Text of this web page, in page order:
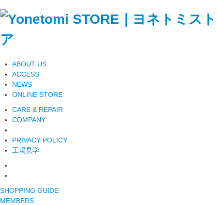
ABOUT US
ACCESS
NEWS
ONLINE STORE
CARE & REPAIR
COMPANY
PRIVACY POLICY
工場見学
SHOPPING GUIDE
MEMBERS